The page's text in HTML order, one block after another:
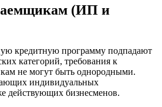
(ИП и
кредитную программу подпадают
категорий, требования к
не могут быть однородными.
индивидуальных
действующих бизнесменов.